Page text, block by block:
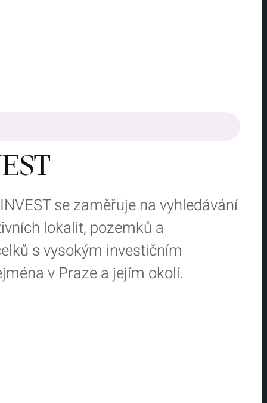
se zaměřuje na vyhledávání
lokalit, pozemků a
s vysokým investičním
v Praze a jejím okolí.